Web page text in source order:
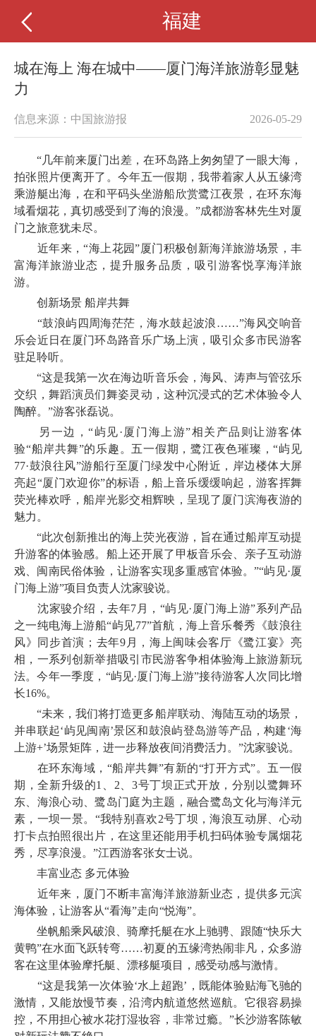
福建
城在海上 海在城中——厦门海洋旅游彰显魅
力
信息来源：中国旅游报 2026-05-29
“几年前来厦门出差，在环岛路上匆匆望了一眼大海，
拍张照片便离开了。今年五一假期，我带着家人从五缘湾
乘游艇出海，在和平码头坐游船欣赏鹭江夜景，在环东海
域看烟花，真切感受到了海的浪漫。”成都游客林先生对厦
门之旅意犹未尽。
近年来，“海上花园”厦门积极创新海洋旅游场景，丰
富海洋旅游业态，提升服务品质，吸引游客悦享海洋旅
游。
创新场景 船岸共舞
“鼓浪屿四周海茫茫，海水鼓起波浪……”海风交响音
乐会近日在厦门环岛路音乐广场上演，吸引众多市民游客
驻足聆听。
“这是我第一次在海边听音乐会，海风、涛声与管弦乐
交织，舞蹈演员们舞姿灵动，这种沉浸式的艺术体验令人
陶醉。”游客张磊说。
另一边，“屿见·厦门海上游”相关产品则让游客体
验“船岸共舞”的乐趣。五一假期，鹭江夜色璀璨，“屿见
77·鼓浪往风”游船行至厦门绿发中心附近，岸边楼体大屏
亮起“厦门欢迎你”的标语，船上音乐缓缓响起，游客挥舞
荧光棒欢呼，船岸光影交相辉映，呈现了厦门滨海夜游的
魅力。
“此次创新推出的海上荧光夜游，旨在通过船岸互动提
升游客的体验感。船上还开展了甲板音乐会、亲子互动游
戏、闽南民俗体验，让游客实现多重感官体验。”“屿见·厦
门海上游”项目负责人沈家骏说。
沈家骏介绍，去年7月，“屿见·厦门海上游”系列产品
之一纯电海上游船“屿见77”首航，海上音乐餐秀《鼓浪往
风》同步首演；去年9月，海上闽味会客厅《鹭江宴》亮
相，一系列创新举措吸引市民游客争相体验海上旅游新玩
法。今年一季度，“屿见·厦门海上游”接待游客人次同比增
长16%。
“未来，我们将打造更多船岸联动、海陆互动的场景，
并串联起‘屿见闽南’景区和鼓浪屿登岛游等产品，构建‘海
上游+’场景矩阵，进一步释放夜间消费活力。”沈家骏说。
在环东海域，“船岸共舞”有新的“打开方式”。五一假
期，全新升级的1、2、3号丁坝正式开放，分别以鹭舞环
东、海浪心动、鹭岛门庭为主题，融合鹭岛文化与海洋元
素，一坝一景。“我特别喜欢2号丁坝，海浪互动屏、心动
打卡点拍照很出片，在这里还能用手机扫码体验专属烟花
秀，尽享浪漫。”江西游客张女士说。
丰富业态 多元体验
近年来，厦门不断丰富海洋旅游新业态，提供多元滨
海体验，让游客从“看海”走向“悦海”。
坐帆船乘风破浪、骑摩托艇在水上驰骋、跟随“快乐大
黄鸭”在水面飞跃转弯……初夏的五缘湾热闹非凡，众多游
客在这里体验摩托艇、漂移艇项目，感受动感与激情。
“这是我第一次体验‘水上超跑’，既能体验贴海飞驰的
激情，又能放慢节奏，沿湾内航道悠然巡航。它很容易操
控，不用担心被水花打湿妆容，非常过瘾。”长沙游客陈敏